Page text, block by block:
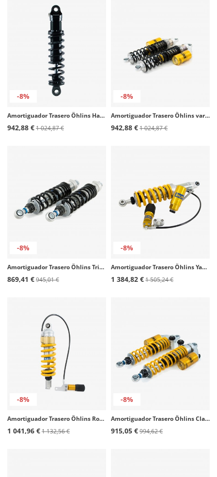
-8%
Amortiguador Trasero Öhlins Harley-davidson Touring FLH/FLT (90-22) HD 773
942,88 €1 024,87 €
-8%
Amortiguador Trasero Öhlins varios modelos de Honda HO 140
942,88 €1 024,87 €
-8%
Amortiguador Trasero Öhlins Triumph Bonneville T100/T120 (16-25), Street Cup/Scrambler (17-25) TR 634
869,41 €945,01 €
-8%
Amortiguador Trasero Öhlins Yamaha MT-09 (21-25) YA 569
1 384,82 €1 505,24 €
-8%
Amortiguador Trasero Öhlins Royal Enfield Himalayan 410 (16-25) RE 907
1 041,96 €1 132,56 €
-8%
Amortiguador Trasero Öhlins Classic MX CC 718
915,05 €994,62 €